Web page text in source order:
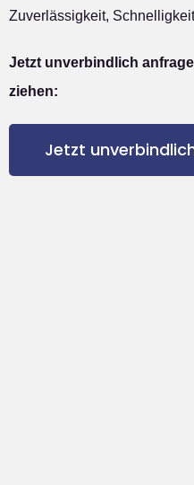
Zuverlässigkeit,
Jetzt unverbindlich
ziehen:
Jetzt